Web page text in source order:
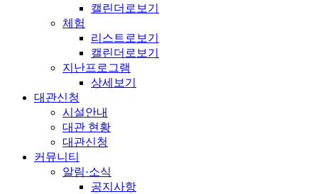
캘린더로보기
체험
리스트로보기
캘린더로보기
지난프로그램
상세보기
대관신청
시설안내
대관 현황
대관신청
커뮤니티
알림·소식
공지사항